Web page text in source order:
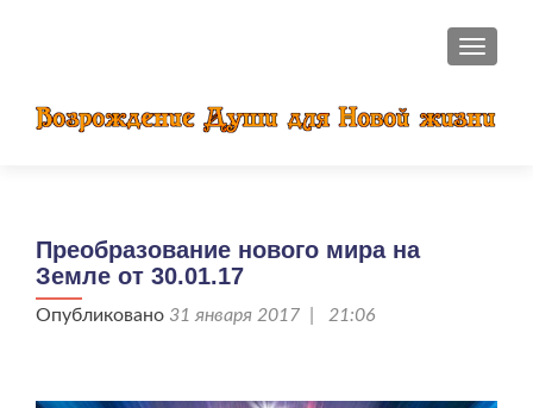
Преобразование нового мира на
Земле от 30.01.17
Опубликовано 31 января 2017 | 21:06